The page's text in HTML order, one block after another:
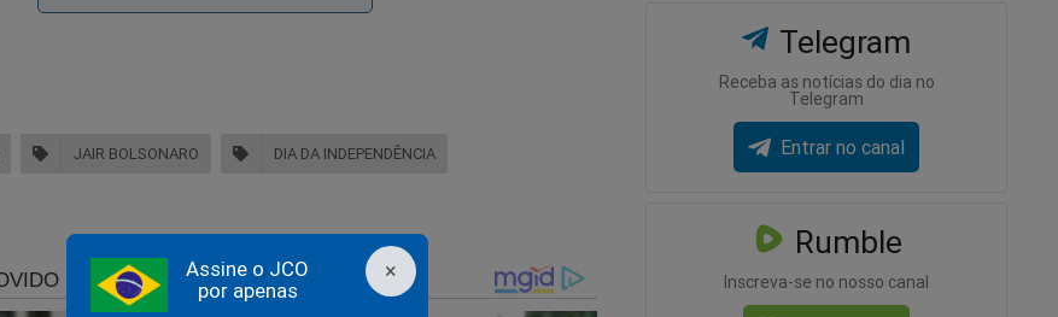
×
Assine o JCO
por apenas
JAIR BOLSONARO DIA DA INDEPENDÊNCIA
Telegram
Receba as notícias do dia no
Telegram
Entrar no canal
Rumble
Inscreva-se no nosso canal